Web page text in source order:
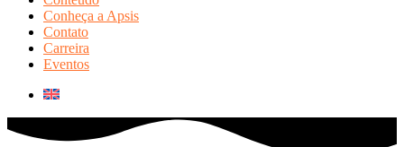
Conheça a Apsis
Contato
Carreira
Eventos